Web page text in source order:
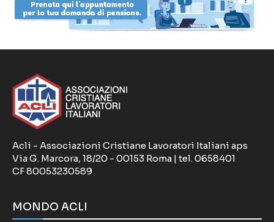
Acli - Associazioni Cristiane Lavoratori Italiani aps
Via G. Marcora, 18/20 - 00153 Roma | tel. 0658401
CF 80053230589
MONDO ACLI